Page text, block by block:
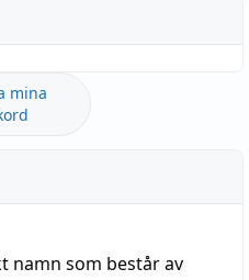
mina
namn som består av